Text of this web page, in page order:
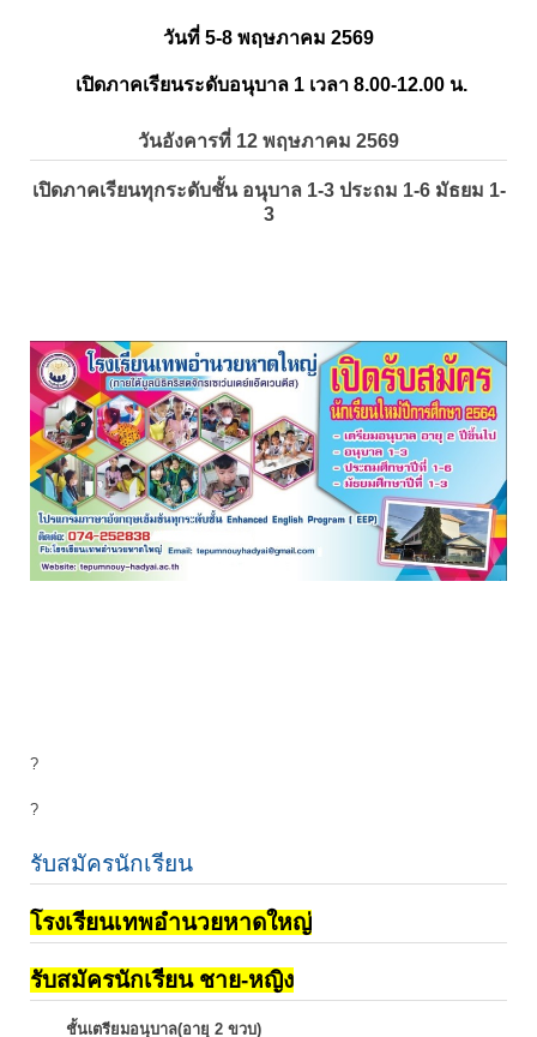
วันที่ 5-8 พฤษภาคม 2569
เปิดภาคเรียนระดับอนุบาล 1 เวลา 8.00-12.00 น.
วันอังคารที่ 12 พฤษภาคม 2569
เปิดภาคเรียนทุกระดับชั้น อนุบาล 1-3 ประถม 1-6 มัธยม 1-
3
?
?
รับสมัครนักเรียน
โรงเรียนเทพอำนวยหาดใหญ่
รับสมัครนักเรียน ชาย-หญิง
ชั้นเตรียมอนุบาล(อายุ 2 ขวบ)